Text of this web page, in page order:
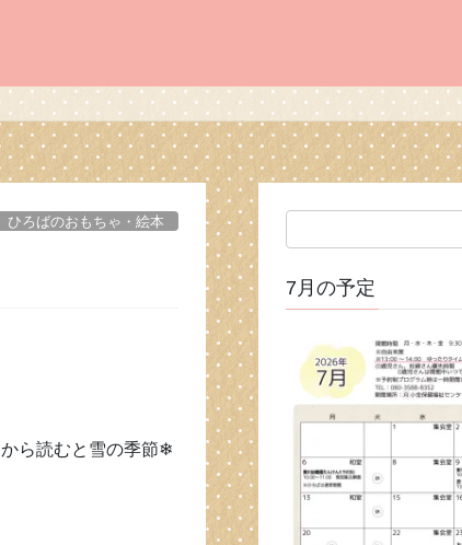
ひろばのおもちゃ・絵本
ら読むと雪の季節❄
7月の予定